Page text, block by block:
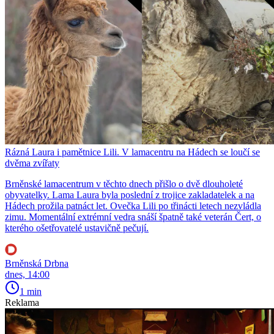
Rázná Laura i pamětnice Lili. V lamacentru na Hádech se loučí se
dvěma zvířaty
Brněnské lamacentrum v těchto dnech přišlo o dvě dlouholeté
obyvatelky. Lama Laura byla poslední z trojice zakladatelek a na
Hádech prožila patnáct let. Ovečka Lili po třinácti letech nezvládla
zimu. Momentální extrémní vedra snáší špatně také veterán Čert, o
kterého ošetřovatelé ustavičně pečují.
Brněnská Drbna
dnes, 14:00
1 min
Reklama